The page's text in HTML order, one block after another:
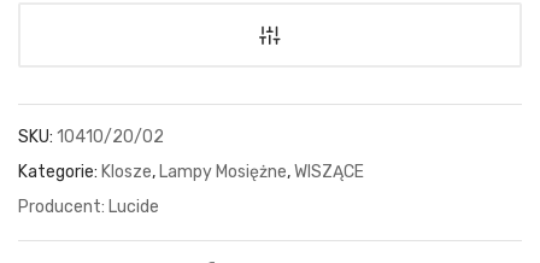
SKU: 10410/20/02
Kategorie: Klosze, Lampy Mosiężne,WISZĄCE
Lucide